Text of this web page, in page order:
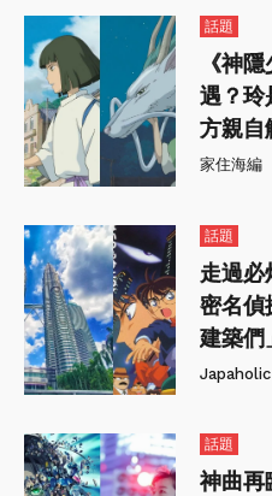
話題
《神
遇？玲
方親自
家住海編
話題
走過必
密名偵
建築們
害！
Japaholic
話題
神曲再